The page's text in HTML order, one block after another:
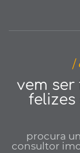
|
vem
felizes
procura
consultor